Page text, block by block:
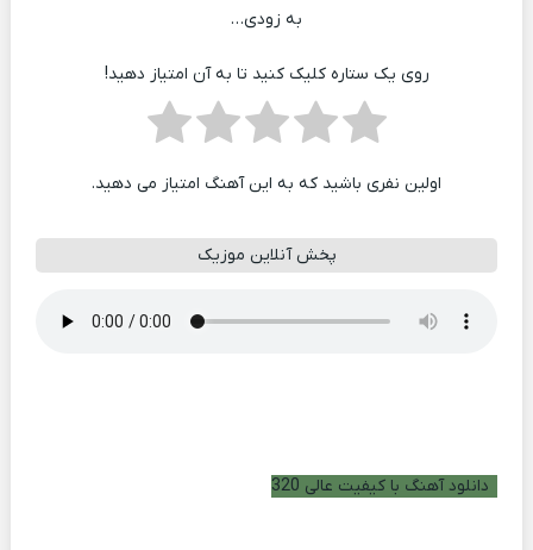
به زودی…
روی یک ستاره کلیک کنید تا به آن امتیاز دهید!
اولین نفری باشید که به این آهنگ امتیاز می دهید.
پخش آنلاین موزیک
دانلود آهنگ با کیفیت عالی 320